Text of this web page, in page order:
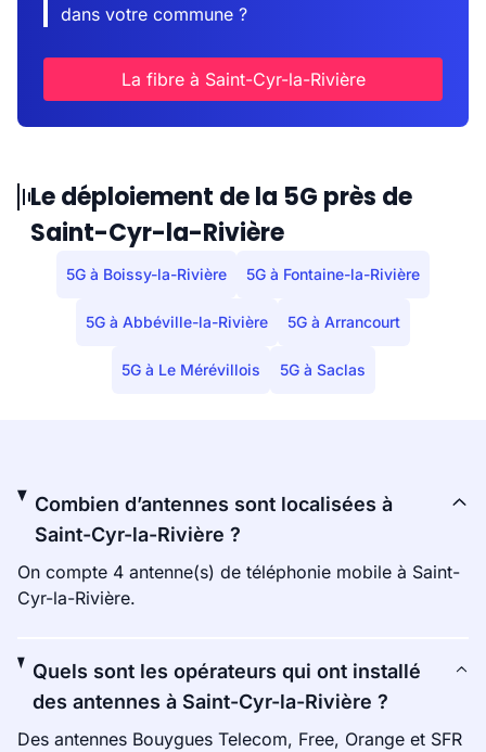
dans votre commune ?
La fibre à Saint-Cyr-la-Rivière
Le déploiement de la 5G près de
Saint-Cyr-la-Rivière
5G à Boissy-la-Rivière 5G à Fontaine-la-Rivière
5G à Abbéville-la-Rivière 5G à Arrancourt
5G à Le Mérévillois 5G à Saclas
Combien d’antennes sont localisées à
Saint-Cyr-la-Rivière ?
On compte 4 antenne(s) de téléphonie mobile à Saint-
Cyr-la-Rivière.
Quels sont les opérateurs qui ont installé
des antennes à Saint-Cyr-la-Rivière ?
Des antennes Bouygues Telecom, Free, Orange et SFR